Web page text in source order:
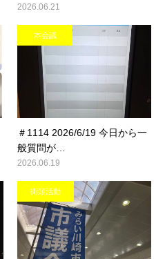
2026.06.21
本会議
＃1114 2026/6/19 今日から一
般質問が…
2026.06.19
街頭活動